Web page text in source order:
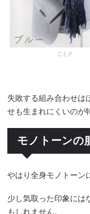
C.E.P
失敗する組み合わせは
せも生まれにくいのが
モノトーンの
やはり全身モノトーン
少し気取った印象には
もしれません。